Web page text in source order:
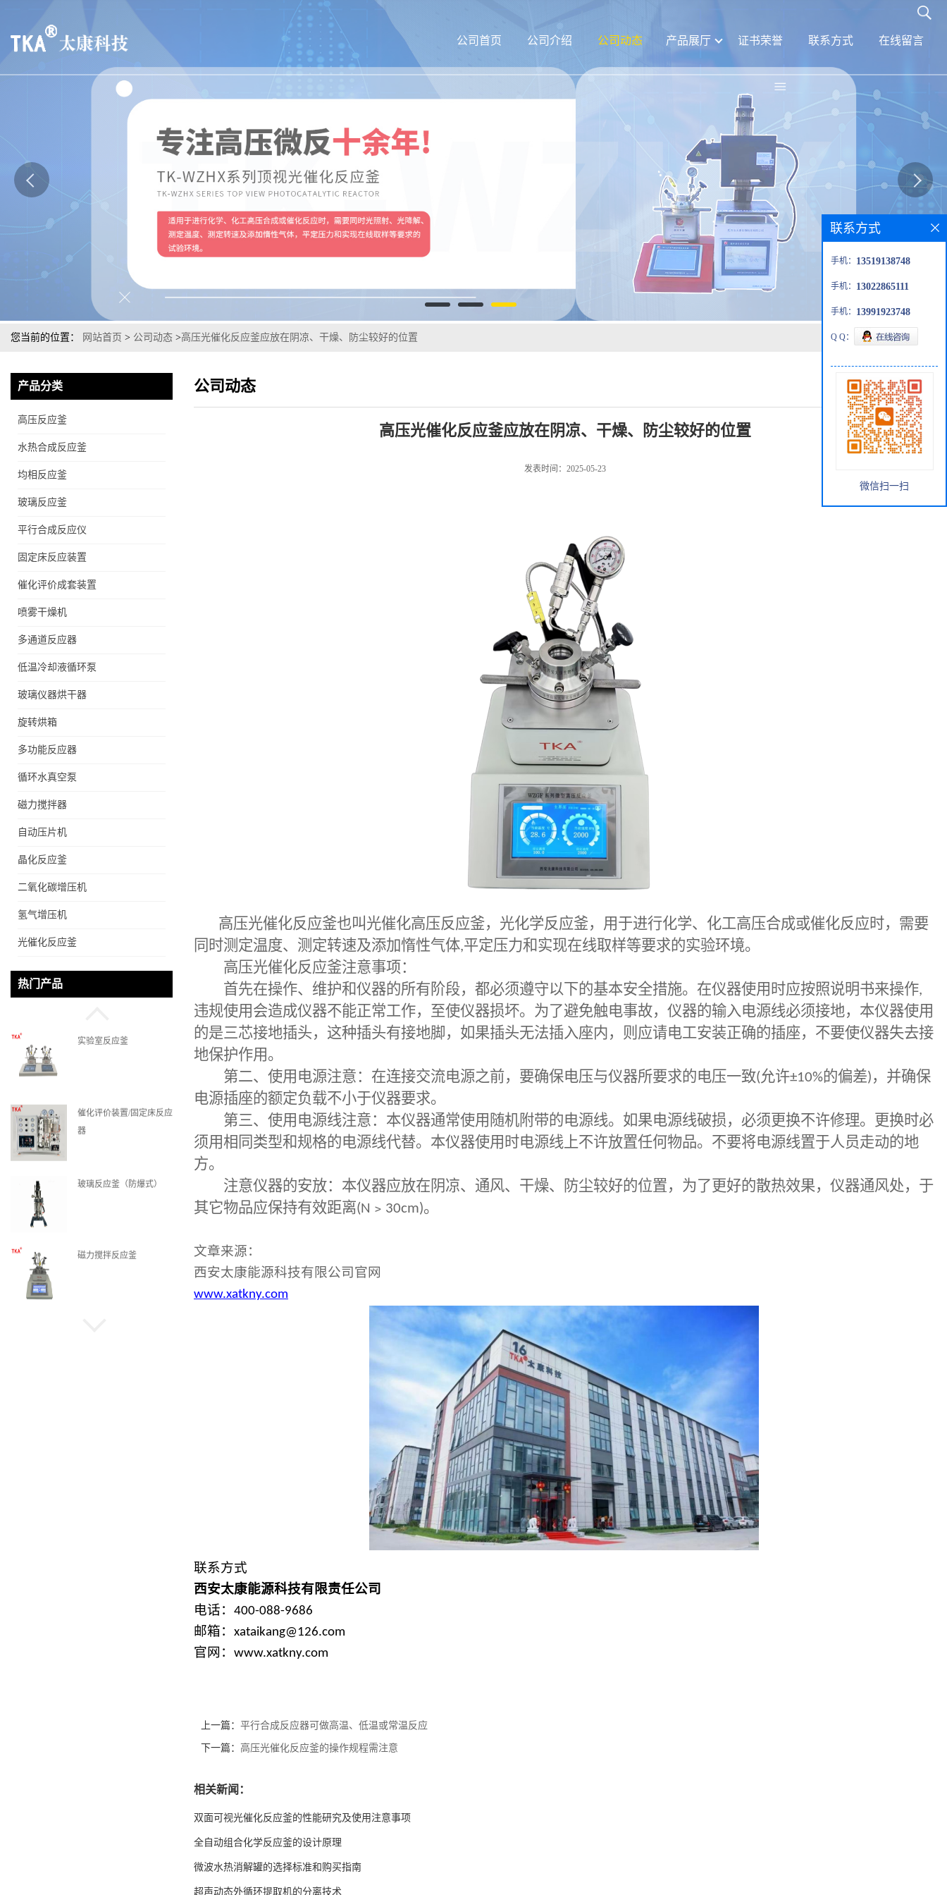
公司首页 公司介绍 公司动态 产品展厅 证书荣誉 联系方式 在线留言
您当前的位置： 网站首页 > 公司动态 >高压光催化反应釜应放在阴凉、干燥、防尘较好的位置
产品分类
高压反应釜
水热合成反应釜
均相反应釜
玻璃反应釜
平行合成反应仪
固定床反应装置
催化评价成套装置
喷雾干燥机
多通道反应器
低温冷却液循环泵
玻璃仪器烘干器
旋转烘箱
多功能反应器
循环水真空泵
磁力搅拌器
自动压片机
晶化反应釜
二氧化碳增压机
氢气增压机
光催化反应釜
热门产品
微通道反应器
实验室反应釜
催化评价装置/固定床反应
器
玻璃反应釜（防爆式）
磁力搅拌反应釜
公司动态
高压光催化反应釜应放在阴凉、干燥、防尘较好的位置
发表时间：2025-05-23
高压光催化反应釜也叫光催化高压反应釜，光化学反应釜，用于进行化学、化工高压合成或催化反应时，需要
同时测定温度、测定转速及添加惰性气体,平定压力和实现在线取样等要求的实验环境。
高压光催化反应釜注意事项：
首先在操作、维护和仪器的所有阶段，都必须遵守以下的基本安全措施。在仪器使用时应按照说明书来操作,
违规使用会造成仪器不能正常工作，至使仪器损坏。为了避免触电事故，仪器的输入电源线必须接地，本仪器使用
的是三芯接地插头，这种插头有接地脚，如果插头无法插入座内，则应请电工安装正确的插座，不要使仪器失去接
地保护作用。
第二、使用电源注意：在连接交流电源之前，要确保电压与仪器所要求的电压一致(允许±10%的偏差)，并确保
电源插座的额定负载不小于仪器要求。
第三、使用电源线注意：本仪器通常使用随机附带的电源线。如果电源线破损，必须更换不许修理。更换时必
须用相同类型和规格的电源线代替。本仪器使用时电源线上不许放置任何物品。不要将电源线置于人员走动的地
方。
注意仪器的安放：本仪器应放在阴凉、通风、干燥、防尘较好的位置，为了更好的散热效果，仪器通风处，于
其它物品应保持有效距离(N ﹥ 30cm)。
文章来源：
西安太康能源科技有限公司官网
www.xatkny.com
联系方式
西安太康能源科技有限责任公司
电话： 400-088-9686
邮箱： xataikang@126.com
官网： www.xatkny.com
上一篇： 平行合成反应器可做高温、低温或常温反应
下一篇： 高压光催化反应釜的操作规程需注意
相关新闻：
双面可视光催化反应釜的性能研究及使用注意事项
全自动组合化学反应釜的设计原理
微波水热消解罐的选择标准和购买指南
超声动态外循环提取机的分离技术
联系方式
手机： 13519138748
手机： 13022865111
手机： 13991923748
Q Q：
微信扫一扫